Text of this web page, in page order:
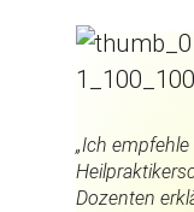
„Ich
Dozenten